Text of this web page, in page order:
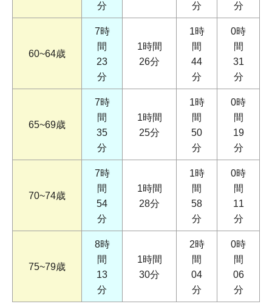
分
分
分
60~64歳
7時
間
23
分
1時間
26分
1時
間
44
分
0時
間
31
分
65~69歳
7時
間
35
分
1時間
25分
1時
間
50
分
0時
間
19
分
70~74歳
7時
間
54
分
1時間
28分
1時
間
58
分
0時
間
11
分
75~79歳
8時
間
13
分
1時間
30分
2時
間
04
分
0時
間
06
分